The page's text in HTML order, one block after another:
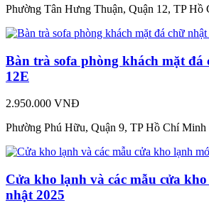
Phường Tân Hưng Thuận, Quận 12, TP Hồ
Bàn trà sofa phòng khách mặt đá
12E
2.950.000 VNĐ
Phường Phú Hữu, Quận 9, TP Hồ Chí Minh
Cửa kho lạnh và các mẫu cửa
nhật 2025